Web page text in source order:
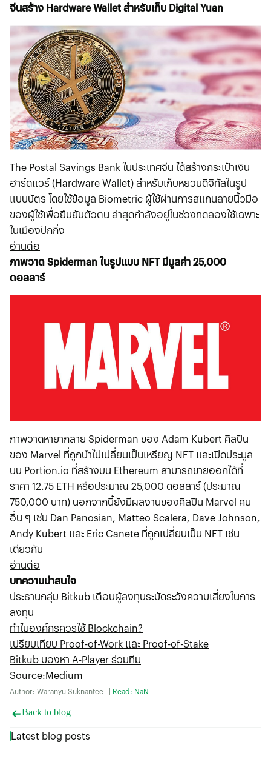
จีนสร้าง Hardware Wallet สำหรับเก็บ Digital Yuan
The Postal Savings Bank ในประเทศจีน ได้สร้างกระเป๋าเงิน
ฮาร์ดแวร์ (Hardware Wallet) สำหรับเก็บหยวนดิจิทัลในรูป
แบบบัตร โดยใช้ข้อมูล Biometric ผู้ใช้ผ่านการสแกนลายนิ้วมือ
ของผู้ใช้เพื่อยืนยันตัวตน ล่าสุดกำลังอยู่ในช่วงทดลองใช้เฉพาะ
ในเมืองปักกิ่ง
อ่านต่อ
ภาพวาด Spiderman ในรูปแบบ NFT มีมูลค่า 25,000
ดอลลาร์
ภาพวาดหายากลาย Spiderman ของ Adam Kubert ศิลปิน
ของ Marvel ที่ถูกนำไปเปลี่ยนเป็นเหรียญ NFT และเปิดประมูล
บน Portion.io ที่สร้างบน Ethereum สามารถขายออกได้ที่
ราคา 12.75 ETH หรือประมาณ 25,000 ดอลลาร์ (ประมาณ
750,000 บาท) นอกจากนี้ยังมีผลงานของศิลปิน Marvel คน
อื่น ๆ เช่น Dan Panosian, Matteo Scalera, Dave Johnson,
Andy Kubert และ Eric Canete ที่ถูกเปลี่ยนเป็น NFT เช่น
เดียวกัน
อ่านต่อ
บทความน่าสนใจ
ประธานกลุ่ม Bitkub เตือนผู้ลงทุนระมัดระวังความเสี่ยงในการ
ลงทุน
ทำไมองค์กรควรใช้ Blockchain?
เปรียบเทียบ Proof-of-Work และ Proof-of-Stake
Bitkub มองหา A-Player ร่วมทีม
Source:Medium
Author: Waranyu Suknantee | | Read: NaN
Back to blog
Latest blog posts